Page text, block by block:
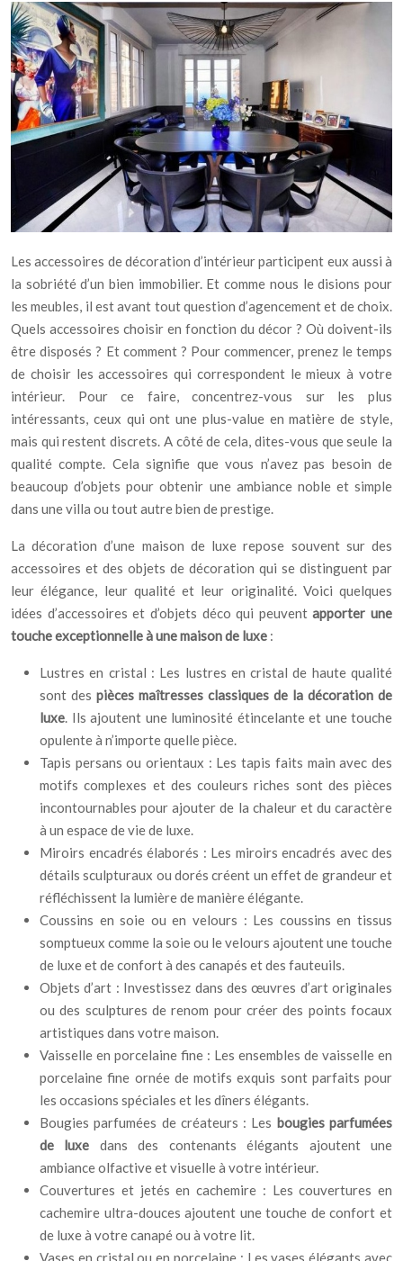
Les accessoires de décoration d’intérieur participent eux aussi à
la sobriété d’un bien immobilier. Et comme nous le disions pour
les meubles, il est avant tout question d’agencement et de choix.
Quels accessoires choisir en fonction du décor ? Où doivent-ils
être disposés ? Et comment ? Pour commencer, prenez le temps
de choisir les accessoires qui correspondent le mieux à votre
intérieur. Pour ce faire, concentrez-vous sur les plus
intéressants, ceux qui ont une plus-value en matière de style,
mais qui restent discrets. A côté de cela, dites-vous que seule la
qualité compte. Cela signifie que vous n’avez pas besoin de
beaucoup d’objets pour obtenir une ambiance noble et simple
dans une villa ou tout autre bien de prestige.
La décoration d’une maison de luxe repose souvent sur des
accessoires et des objets de décoration qui se distinguent par
leur élégance, leur qualité et leur originalité. Voici quelques
idées d’accessoires et d’objets déco qui peuventapporter une
touche exceptionnelle à une maison de luxe :
Lustres en cristal : Les lustres en cristal de haute qualité
sont des pièces maîtresses classiques de la décoration de
luxe. Ils ajoutent une luminosité étincelante et une touche
opulente à n’importe quelle pièce.
Tapis persans ou orientaux : Les tapis faits main avec des
motifs complexes et des couleurs riches sont des pièces
incontournables pour ajouter de la chaleur et du caractère
à un espace de vie de luxe.
Miroirs encadrés élaborés : Les miroirs encadrés avec des
détails sculpturaux ou dorés créent un effet de grandeur et
réfléchissent la lumière de manière élégante.
Coussins en soie ou en velours : Les coussins en tissus
somptueux comme la soie ou le velours ajoutent une touche
de luxe et de confort à des canapés et des fauteuils.
Objets d’art : Investissez dans des œuvres d’art originales
ou des sculptures de renom pour créer des points focaux
artistiques dans votre maison.
Vaisselle en porcelaine fine : Les ensembles de vaisselle en
porcelaine fine ornée de motifs exquis sont parfaits pour
les occasions spéciales et les dîners élégants.
Bougies parfumées de créateurs : Les bougies parfumées
de luxe dans des contenants élégants ajoutent une
ambiance olfactive et visuelle à votre intérieur.
Couvertures et jetés en cachemire : Les couvertures en
cachemire ultra-douces ajoutent une touche de confort et
de luxe à votre canapé ou à votre lit.
Vases en cristal ou en porcelaine : Les vases élégants avec